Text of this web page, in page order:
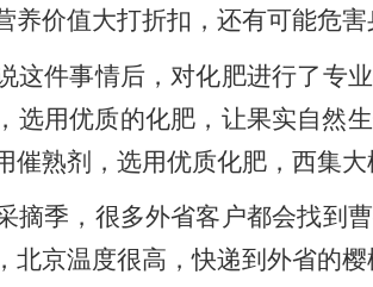
养价值大打折扣，还有可能危害
这件事情后，对化肥进行了专
选用优质的化肥，让果实自然
催熟剂，选用优质化肥，西集大
摘季，很多外省客户都会找到
北京温度很高，快递到外省的